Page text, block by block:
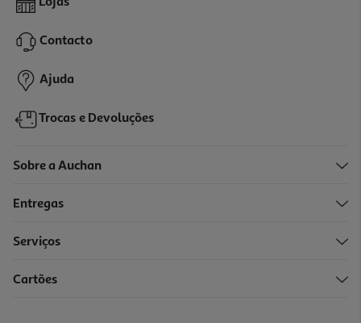
42,90 €
Lojas
Contacto
Ajuda
Trocas e Devoluções
Sobre a Auchan
Entregas
Serviços
Cartões